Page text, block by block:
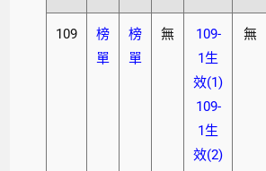
109
榜
單
榜
單
無
109-
1生
效(1)
109-
1生
效(2)
無